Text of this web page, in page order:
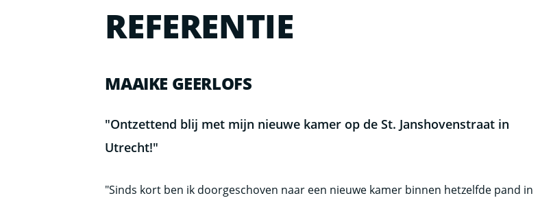
REFERENTIE
MAAIKE GEERLOFS
"Ontzettend blij met mijn nieuwe kamer op de St. Janshovenstraat in
Utrecht!"
"Sinds kort ben ik doorgeschoven naar een nieuwe kamer binnen hetzelfde pand in